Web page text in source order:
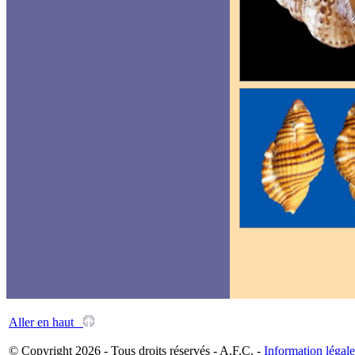
Aller en haut
© Copyright 2026 - Tous droits réservés - A.F.C. - Information légale